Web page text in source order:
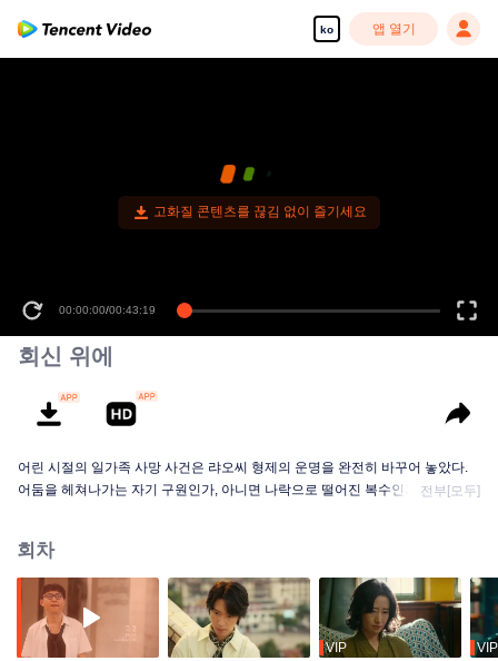
ko 앱 열기
고화질 콘텐츠를 끊김 없이 즐기세요
00:00:00/00:43:19
회신 위에
어린 시절의 일가족 사망 사건은 랴오씨 형제의 운명을 완전히 바꾸어 놓았다.
어둠을 헤쳐나가는 자기 구원인가, 아니면 나락으로 떨어진 복수인가? 한때 그
전부[모두]
회차
VIP VIP